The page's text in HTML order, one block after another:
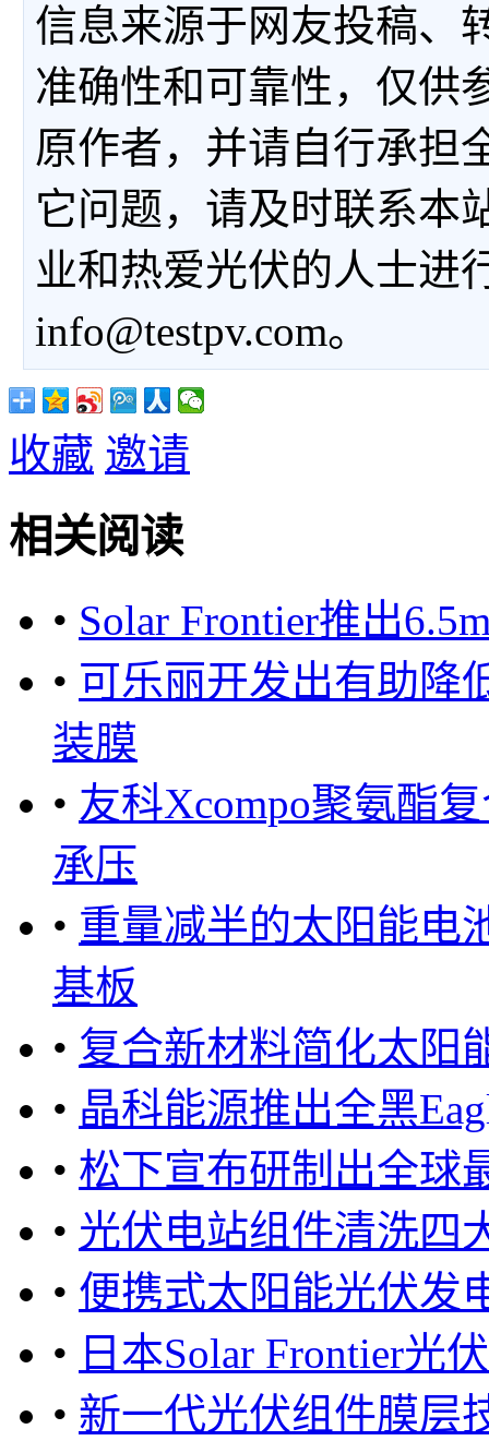
信息来源于网友投稿、
准确性和可靠性，仅供
原作者，并请自行承担
它问题，请及时联系本
业和热爱光伏的人士进
info@testpv.com。
收藏 邀请
相关阅读
• Solar Frontier推出
• 可乐丽开发出有助降
装膜
• 友科Xcompo聚氨酯
承压
• 重量减半的太阳能电
基板
• 复合新材料简化太阳
• 晶科能源推出全黑
• 松下宣布研制出全球
• 光伏电站组件清洗四
• 便携式太阳能光伏发
• 日本Solar Frontier光
• 新一代光伏组件膜层